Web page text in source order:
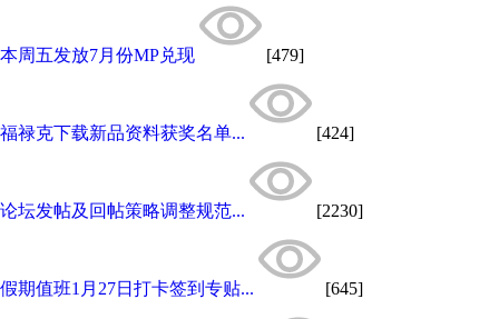
本周五发放7月份MP兑现 [479]
福禄克下载新品资料获奖名单... [424]
论坛发帖及回帖策略调整规范... [2230]
假期值班1月27日打卡签到专贴... [645]